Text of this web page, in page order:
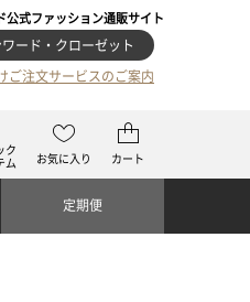
公式ファッション通販サイト
ード・クローゼット
ご注文サービスのご案内
ク
ム
お気に入り カート
定期便